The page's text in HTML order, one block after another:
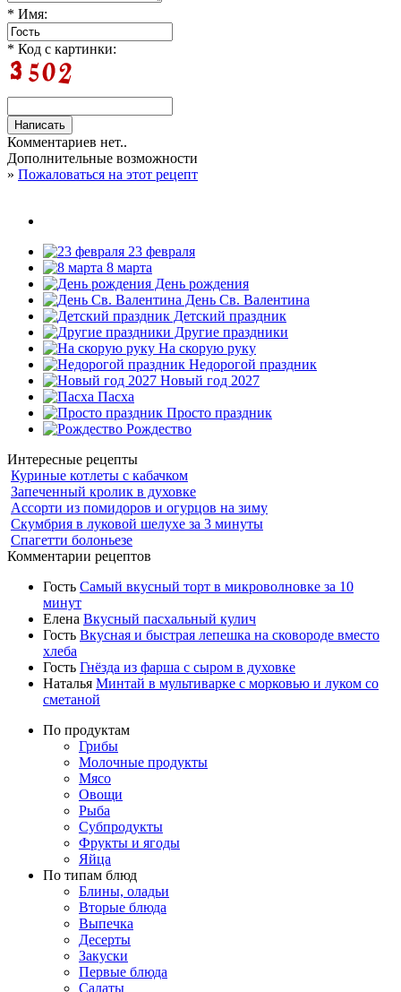
* Имя:
* Код с картинки:
Комментариев нет..
Дополнительные возможности
» Пожаловаться на этот рецепт
23 февраля
8 марта
День рождения
День Св. Валентина
Детский праздник
Другие праздники
На скорую руку
Недорогой праздник
Новый год 2027
Пасха
Просто праздник
Рождество
Интересные рецепты
Куриные котлеты с кабачком
Запеченный кролик в духовке
Ассорти из помидоров и огурцов на зиму
Скумбрия в луковой шелухе за 3 минуты
Спагетти болоньезе
Комментарии рецептов
Гость Самый вкусный торт в микроволновке за 10
минут
Елена Вкусный пасхальный кулич
Гость Вкусная и быстрая лепешка на сковороде вместо
хлеба
Гость Гнёзда из фарша с сыром в духовке
Наталья Минтай в мультиварке с морковью и луком со
сметаной
По продуктам
Грибы
Молочные продукты
Мясо
Овощи
Рыба
Субпродукты
Фрукты и ягоды
Яйца
По типам блюд
Блины, оладьи
Вторые блюда
Выпечка
Десерты
Закуски
Первые блюда
Салаты